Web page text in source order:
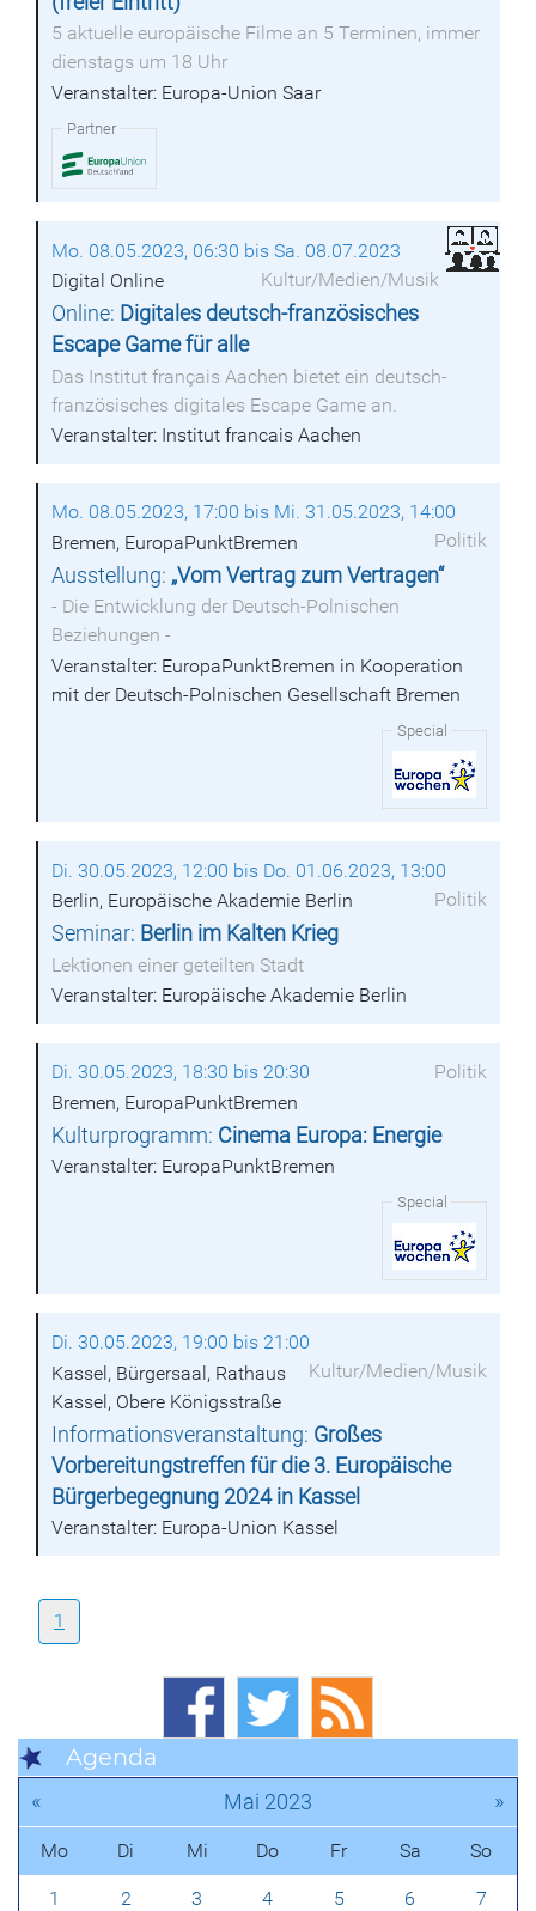
5 aktuelle europäische Filme an 5 Terminen, immer
dienstags um 18 Uhr
Veranstalter: Europa-Union Saar
Partner
Mo. 08.05.2023, 06:30 bis Sa. 08.07.2023
Kultur/Medien/Musik
Digital Online
Online: Digitales deutsch-französisches
Escape Game für alle
Das Institut français Aachen bietet ein deutsch-
französisches digitales Escape Game an.
Veranstalter: Institut francais Aachen
Mo. 08.05.2023, 17:00 bis Mi. 31.05.2023, 14:00
Politik
Bremen, EuropaPunktBremen
Ausstellung: „Vom Vertrag zum Vertragen“
- Die Entwicklung der Deutsch-Polnischen
Beziehungen -
Veranstalter: EuropaPunktBremen in Kooperation
mit der Deutsch-Polnischen Gesellschaft Bremen
Special
Di. 30.05.2023, 12:00 bis Do. 01.06.2023, 13:00
Politik
Berlin, Europäische Akademie Berlin
Seminar: Berlin im Kalten Krieg
Lektionen einer geteilten Stadt
Veranstalter: Europäische Akademie Berlin
Di. 30.05.2023, 18:30 bis 20:30
Politik
Bremen, EuropaPunktBremen
Kulturprogramm: Cinema Europa: Energie
Veranstalter: EuropaPunktBremen
Special
Di. 30.05.2023, 19:00 bis 21:00
Kultur/Medien/Musik
Kassel, Bürgersaal, Rathaus
Kassel, Obere Königsstraße
Informationsveranstaltung: Großes
Vorbereitungstreffen für die 3. Europäische
Bürgerbegegnung 2024 in Kassel
Veranstalter: Europa-Union Kassel
1
Agenda
« Mai 2023 »
Mo Di Mi Do Fr Sa So
1 2 3 4 5 6 7